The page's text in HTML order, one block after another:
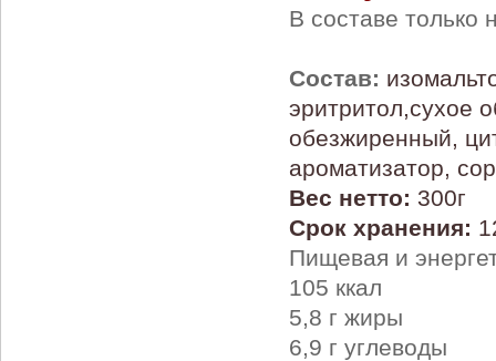
В составе только
Состав:
эритритол,сухое
обезжиренный,
ароматизатор,
Вес нетто: 300г
Срок хранения:
Пищевая и
105 ккал
5,8 г жиры
6,9 г углеводы